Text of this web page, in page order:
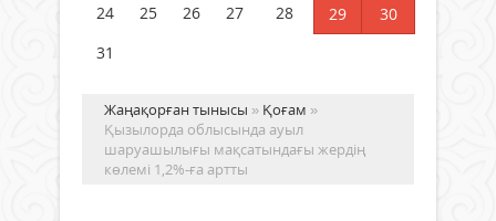
24
25 26 27 28 29
30
31
Жаңақорған тынысы » Қоғам »
Қызылорда облысында ауыл
шаруашылығы мақсатындағы жердің
көлемі 1,2%-ға артты